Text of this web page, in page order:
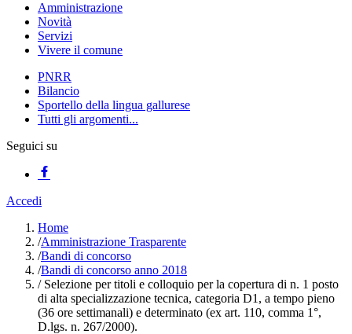
Amministrazione
Novità
Servizi
Vivere il comune
PNRR
Bilancio
Sportello della lingua gallurese
Tutti gli argomenti...
Seguici su
Accedi
Home
/Amministrazione Trasparente
/Bandi di concorso
/Bandi di concorso anno 2018
/Selezione per titoli e colloquio per la copertura di n. 1 posto
di alta specializzazione tecnica, categoria D1, a tempo pieno
(36 ore settimanali) e determinato (ex art. 110, comma 1°,
D.lgs. n. 267/2000).